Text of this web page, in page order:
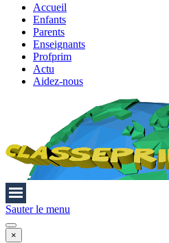
Accueil
Enfants
Parents
Enseignants
Profprim
Actu
Aidez-nous
Sauter le menu
×